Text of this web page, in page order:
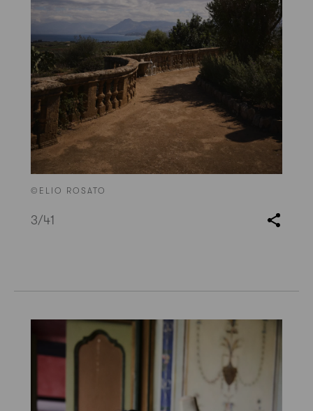
©ELIO ROSATO
3/41